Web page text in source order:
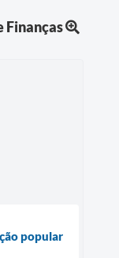
Finanças
popular